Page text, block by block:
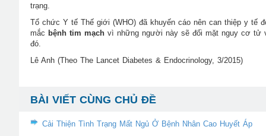
trạng.
Tổ chức Y tế Thế giới (WHO) đã khuyến cáo nên can thiệp y tế
mắc bệnh tim mạch vì những người này sẽ đối mặt nguy cơ tử
đó.
Lê Anh (Theo The Lancet Diabetes & Endocrinology, 3/2015)
BÀI VIẾT CÙNG CHỦ ĐỀ
Cải Thiện Tình Trạng Mất Ngủ Ở Bệnh Nhân Cao Huyết Áp